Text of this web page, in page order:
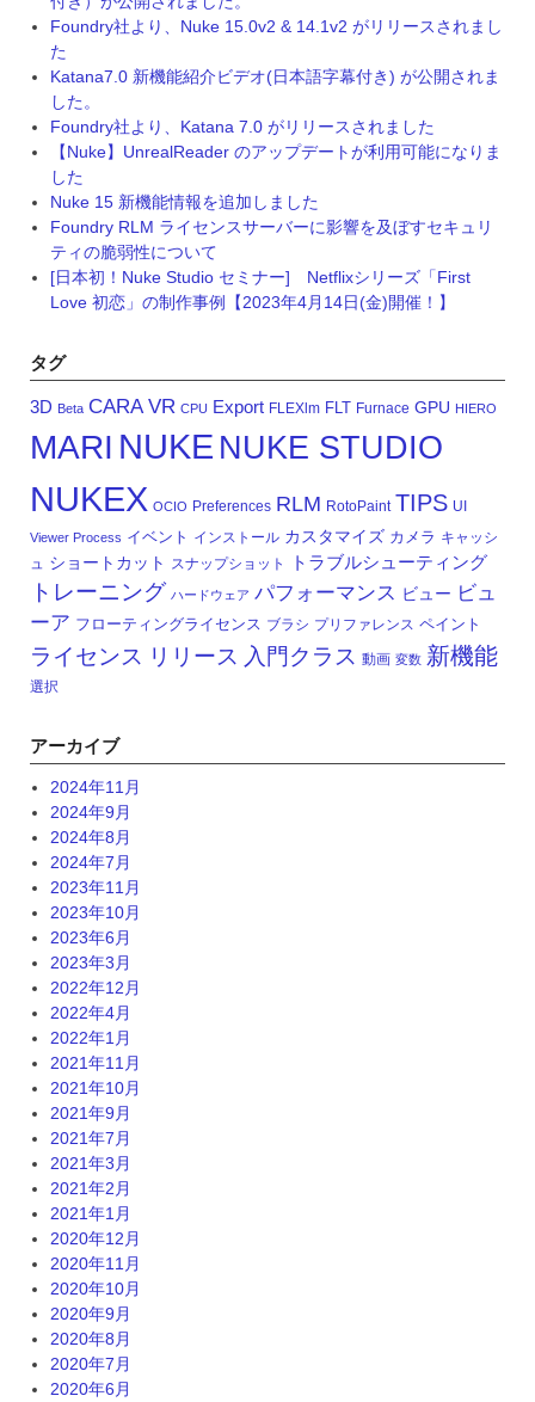
Foundry社より、Nuke 15.0v2 & 14.1v2 がリリースされまし
た
Katana7.0 新機能紹介ビデオ(日本語字幕付き) が公開されま
した。
Foundry社より、Katana 7.0 がリリースされました
【Nuke】UnrealReader のアップデートが利用可能になりま
した
Nuke 15 新機能情報を追加しました
Foundry RLM ライセンスサーバーに影響を及ぼすセキュリ
ティの脆弱性について
[日本初！Nuke Studio セミナー] Netflixシリーズ「First
Love 初恋」の制作事例【2023年4月14日(金)開催！】
タグ
3D Beta CARA VR CPU Export FLEXlm FLT Furnace GPU HIERO
MARI NUKE NUKE STUDIO
NUKEX OCIO Preferences RLM RotoPaint TIPS UI
Viewer Process イベント インストール カスタマイズ カメラ キャッシ
ュ ショートカット スナップショット トラブルシューティング
トレーニング ハードウェア パフォーマンス ビュー ビュ
ーア フローティングライセンス ブラシ プリファレンス ペイント
ライセンス リリース 入門クラス 動画 変数 新機能
選択
アーカイブ
2024年11月
2024年9月
2024年8月
2024年7月
2023年11月
2023年10月
2023年6月
2023年3月
2022年12月
2022年4月
2022年1月
2021年11月
2021年10月
2021年9月
2021年7月
2021年3月
2021年2月
2021年1月
2020年12月
2020年11月
2020年10月
2020年9月
2020年8月
2020年7月
2020年6月